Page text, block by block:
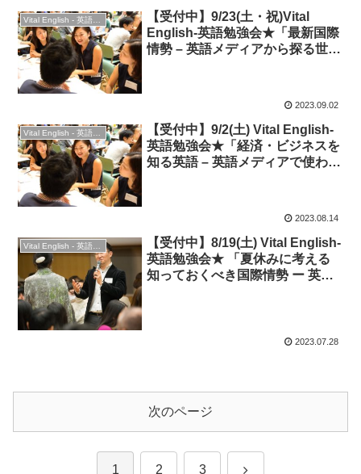
Vital English - 英語勉強会
【受付中】9/23(土・祝)Vital
English-英語勉強会★「最新国際
情勢 – 英語メディアから探る世界
2023.09.02
Vital English - 英語勉強会
【受付中】9/2(土) Vital English-
英語勉強会★「経済・ビジネスを
知る英語 – 英語メディアで使われ
2023.08.14
Vital English - 英語勉強会
【受付中】8/19(土) Vital English-
英語勉強会★ 「夏休みに考える
知っておくべき国際情勢 ー 英語
2023.07.28
次のページ
1 2 3 次